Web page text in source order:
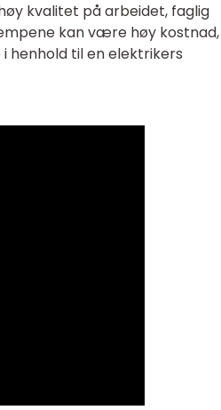
kvalitet på arbeidet, faglig
kan være høy kostnad,
henhold til en elektrikers